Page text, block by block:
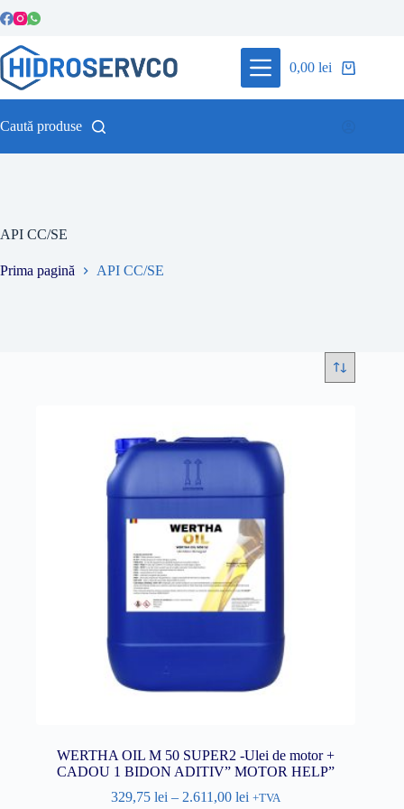
la
Coș
0,00lei
Caută produse
API CC/SE
Prima pagină API CC/SE
WERTHA OIL M 50 SUPER2 -Ulei de motor +
CADOU 1 BIDON ADITIV” MOTOR HELP”
329,75lei – 2.611,00lei +TVA